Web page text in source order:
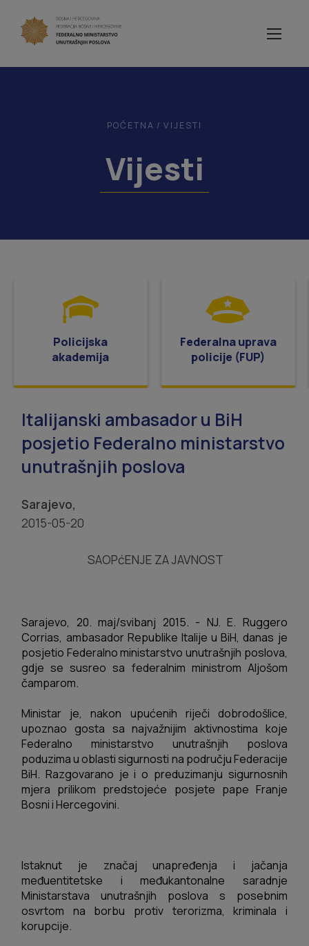
POČETNA / VIJESTI
Vijesti
Policijska
akademija
Federalna uprava
policije (FUP)
Italijanski ambasador u BiH
posjetio Federalno ministarstvo
unutrašnjih poslova
Sarajevo,
2015-05-20
SAOPćENJE ZA JAVNOST
Sarajevo, 20. maj/svibanj 2015. - NJ. E. Ruggero
Corrias, ambasador Republike Italije u BiH, danas je
posjetio Federalno ministarstvo unutrašnjih poslova,
gdje se susreo sa federalnim ministrom Aljošom
čamparom.
Ministar je, nakon upućenih riječi dobrodošlice,
upoznao gosta sa najvažnijim aktivnostima koje
Federalno ministarstvo unutrašnjih poslova
poduzimau oblasti sigurnosti na području Federacije
BiH. Razgovarano je i o preduzimanju sigurnosnih
mjera prilikom predstojeće posjete pape Franje
Bosni i Hercegovini.
Istaknut je značaj unapređenja i jačanja
međuentitetske i međukantonalne saradnje
Ministarstava unutrašnjih poslova s posebnim
osvrtom na borbu protiv terorizma, kriminala i
korupcije.